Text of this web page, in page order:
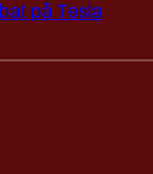
på Tesla